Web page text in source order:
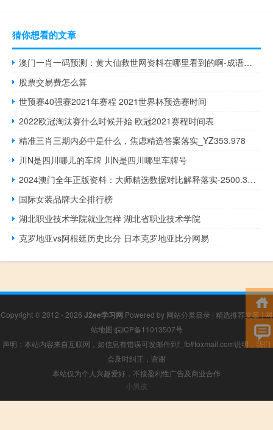
猜你想看的文章
澳门一肖一码预测：黄大仙救世网资料在哪里看到的啊-成语解释落实-3494.V1.215
股票交易费怎么算
世预赛40强赛2021年赛程 2021世界杯预选赛时间
2022欧冠淘汰赛什么时候开始 欧冠2021赛程时间表
精准三肖三期内必中是什么，焦虑精选答案落实_YZ353.978
川N是四川哪儿的车牌 川N是四川哪里车牌号
2024澳门全年正版资料：大师精选数据对比解释落实-2500.3D.A418
国际女装品牌大全排行榜
湖北职业技术学院就业怎样 湖北省职业技术学院
克罗地亚vs阿根廷历史比分 日本克罗地亚比分网易
Copyright © 2012 - 2026 J2ee学习网 Powered by 网站分类目录 | 精选推荐文章 | 网
站地图 皖ICP备11013507号
声明：本站内容来自互联网，如信息有错误可发邮件到f_fb#foxmail.com说明，我们
会及时纠正，谢谢
本站仅为个人兴趣爱好，不接盈利性广告及商业合作
小男孩